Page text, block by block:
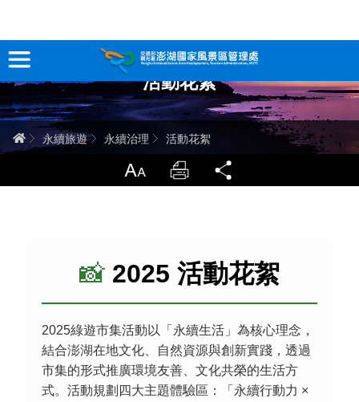
跳
到
主
要
內
容
訊息專區
關於澎湖
網站導覽 兒童版
環境教育網 行政資訊網
活動花絮
首頁永續旅遊 永續治理 活動花絮
放大 列印
📸 2025 活動花絮
2025綠遊市集活動以「永續生活」為核心理念，
結合澎湖在地文化、自然資源與創新實踐，透過
市集的形式推廣環境友善、文化共榮的生活方
式。活動規劃四大主題體驗區：「永續行動力 ×